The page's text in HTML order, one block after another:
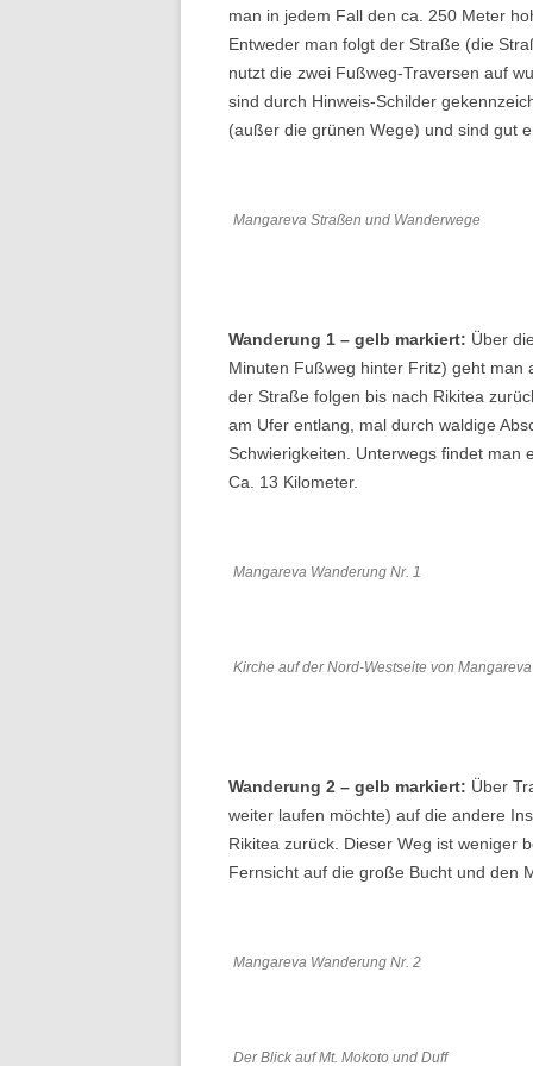
man in jedem Fall den ca. 250 Meter
Entweder man folgt der Straße (die
nutzt die zwei Fußweg-Traversen auf
sind durch Hinweis-Schilder
(außer die grünen Wege) und sind gut
Mangareva Straßen und Wanderwege
Wanderung 1 – gelb markiert: Über
Minuten Fußweg hinter Fritz) geht man
der Straße folgen bis nach Rikitea
am Ufer entlang, mal durch waldige
Schwierigkeiten. Unterwegs findet man
Ca. 13 Kilometer.
Mangareva Wanderung Nr. 1
Kirche auf der Nord-Westseite von Mangareva
Wanderung 2 – gelb markiert: Über
weiter laufen möchte) auf die andere
Rikitea zurück. Dieser Weg ist weniger
Fernsicht auf die große Bucht und den
Mangareva Wanderung Nr. 2
Der Blick auf Mt. Mokoto und Duff